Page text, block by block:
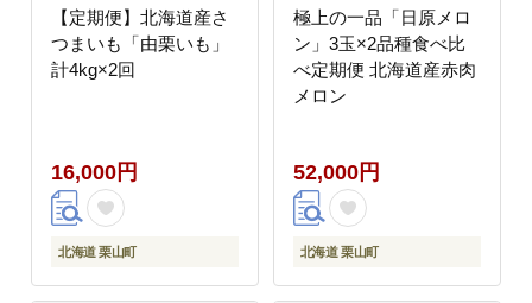
【定期便】北海道産さ
つまいも「由栗いも」
計4kg×2回
16,000円
北海道 栗山町
極上の一品「日原メロ
ン」3玉×2品種食べ比
べ定期便 北海道産赤肉
メロン
52,000円
北海道 栗山町